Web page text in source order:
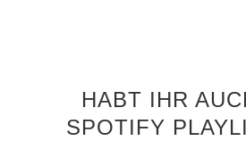
HABT IHR
SPOTIFY